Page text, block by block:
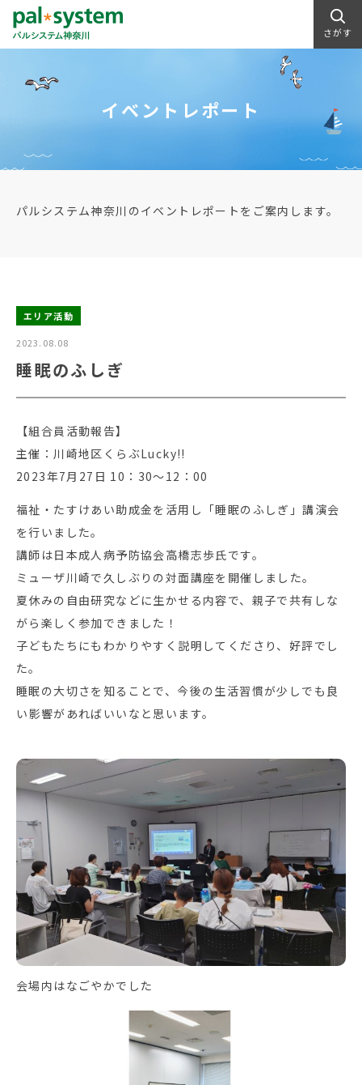
さがす
イベントレポート
パルシステム神奈川のイベントレポートをご案内します。
エリア活動
2023.08.08
睡眠のふしぎ
【組合員活動報告】
主催：川崎地区くらぶLucky!!
2023年7月27日 10：30～12：00
福祉・たすけあい助成金を活用し「睡眠のふしぎ」講演会
を行いました。
講師は日本成人病予防協会高橋志歩氏です。
ミューザ川崎で久しぶりの対面講座を開催しました。
夏休みの自由研究などに生かせる内容で、親子で共有しな
がら楽しく参加できました！
子どもたちにもわかりやすく説明してくださり、好評でし
た。
睡眠の大切さを知ることで、今後の生活習慣が少しでも良
い影響があればいいなと思います。
会場内はなごやかでした